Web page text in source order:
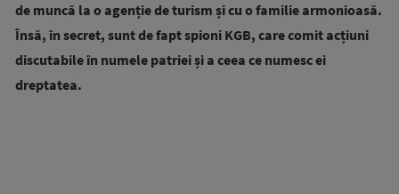
de muncă la o agenție de turism și cu o familie armonioasă.
Însă, în secret, sunt de fapt spioni KGB, care comit acțiuni
discutabile în numele patriei și a ceea ce numesc ei
dreptatea.